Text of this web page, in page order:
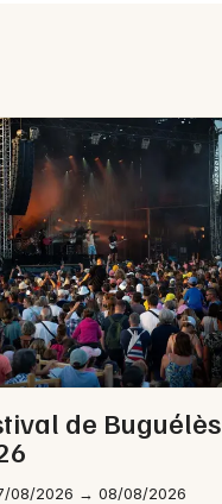
de Buguélès
08/2026 → 08/08/2026